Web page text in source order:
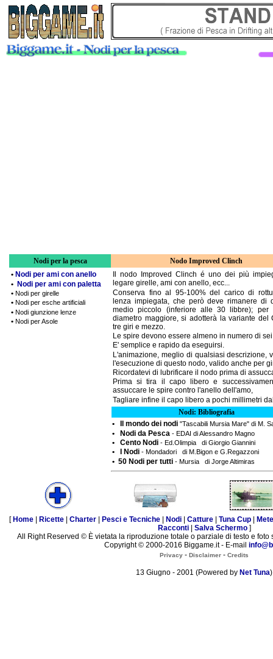
Nodi per la pesca
• Nodi per ami con anello
• Nodi per ami con paletta
• Nodi per girelle
• Nodi per esche artificiali
• Nodi giunzione lenze
• Nodi per Asole
Nodo Improved Clinch
Il nodo Improved Clinch é uno dei più
legare girelle, ami con anello, ecc...
Conserva fino al 95-100% del carico di
lenza impiegata, che però deve rimanere di
medio piccolo (inferiore alle 30 libbre); per
diametro maggiore, si adotterà la variante del
tre giri e mezzo.
Le spire devono essere almeno in numero di
E' semplice e rapido da eseguirsi.
L'animazione, meglio di qualsiasi descrizione,
l'esecuzione di questo nodo, valido anche per
Ricordatevi di lubrificare il nodo prima di
Prima si tira il capo libero e
assuccare le spire contro l'anello dell'amo,
Tagliare infine il capo libero a pochi millimetri
Nodi: Bibliografia
• Il mondo dei nodi "Tascabili Mursia Mare" di M.
• Nodi da Pesca - EDAI di Alessandro Magno
• Cento Nodi - Ed.Olimpia di Giorgio Giannini
• I Nodi - Mondadori di M.Bigon e G.Regazzoni
• 50 Nodi per tutti - Mursia di Jorge Altimiras
[ Home Ricette Charter Pesci e Tecniche Nodi Catture Tuna Cup
Racconti| Salva Schermo]
All Right Reserved © È vietata la riproduzione totale o parziale di testo e foto
Copyright © 2000-2016 Biggame.it - E-mail
Privacy - Disclaimer - Credits
13 Giugno - 2001 (Powered by Net Tuna)